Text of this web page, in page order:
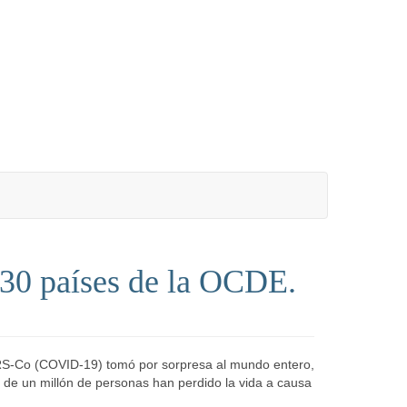
países de la OCDE.
Co (COVID-19) tomó por sorpresa al mundo entero,
un millón de personas han perdido la vida a causa